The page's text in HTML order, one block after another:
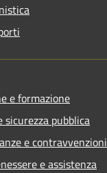
e formazione
sicurezza pubblica
e contravvenzioni
e assistenza